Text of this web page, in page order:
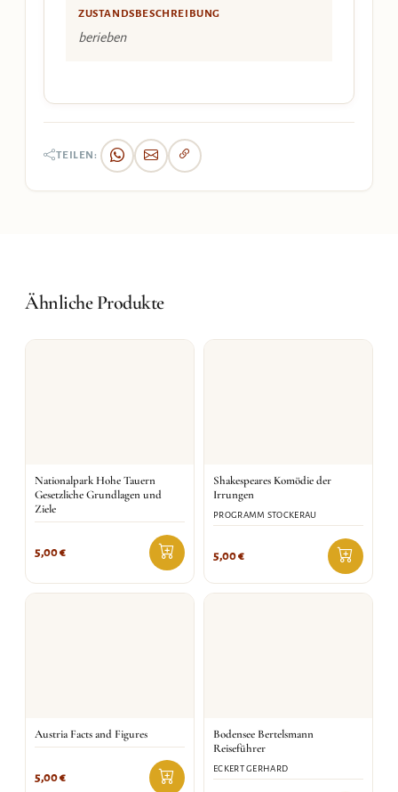
ZUSTANDSBESCHREIBUNG
berieben
TEILEN:
Ähnliche Produkte
Nationalpark Hohe Tauern
Gesetzliche Grundlagen und
Ziele
5,00€
Shakespeares Komödie der
Irrungen
PROGRAMM STOCKERAU
5,00€
Austria Facts and Figures
5,00€
Bodensee Bertelsmann
Reiseführer
ECKERT GERHARD